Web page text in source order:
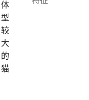
体
型
较
大
的
猫